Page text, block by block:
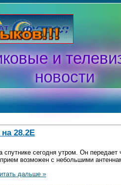
и
новости
28.2E
сегодня утром. Он
прием возможен с небольшими
дальше »